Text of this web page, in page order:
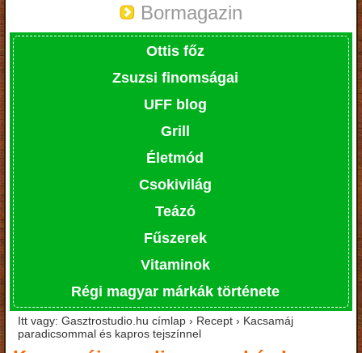
Bormagazin
Ottis főz
Zsuzsi finomságai
UFF blog
Grill
Életmód
Csokivilág
Teázó
Fűszerek
Vitaminok
Régi magyar márkák története
Itt vagy: Gasztrostudio.hu címlap › Recept › Kacsamáj
paradicsommal és kapros tejszínnel